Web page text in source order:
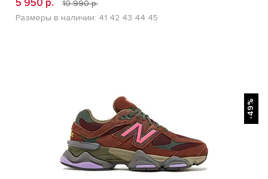
5 950 р.
10 990 р.
Размеры в наличии: 41 42 43 44 45
-49%